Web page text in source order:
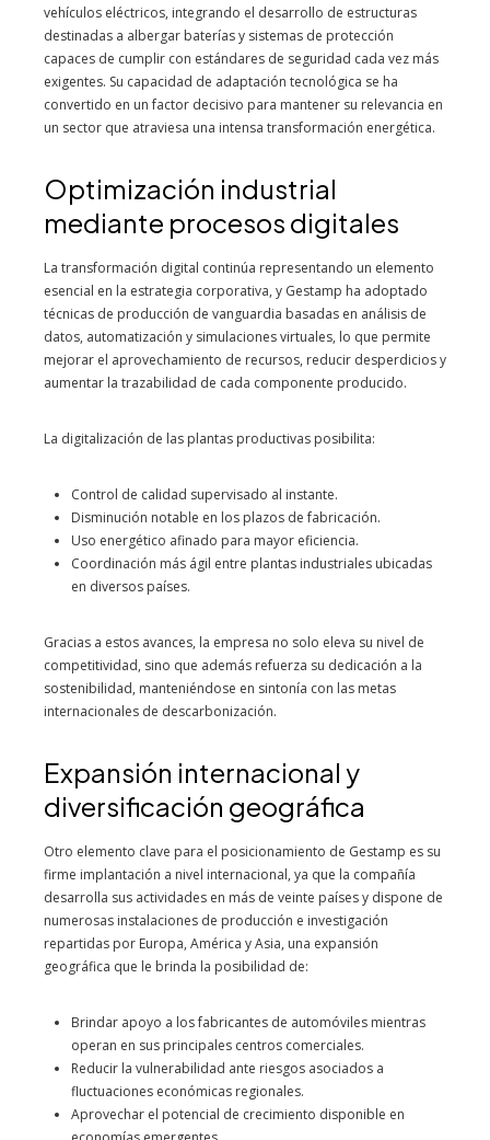
vehículos eléctricos, integrando el desarrollo de estructuras
destinadas a albergar baterías y sistemas de protección
capaces de cumplir con estándares de seguridad cada vez más
exigentes. Su capacidad de adaptación tecnológica se ha
convertido en un factor decisivo para mantener su relevancia en
un sector que atraviesa una intensa transformación energética.
Optimización industrial
mediante procesos digitales
La transformación digital continúa representando un elemento
esencial en la estrategia corporativa, y Gestamp ha adoptado
técnicas de producción de vanguardia basadas en análisis de
datos, automatización y simulaciones virtuales, lo que permite
mejorar el aprovechamiento de recursos, reducir desperdicios y
aumentar la trazabilidad de cada componente producido.
La digitalización de las plantas productivas posibilita:
Control de calidad supervisado al instante.
Disminución notable en los plazos de fabricación.
Uso energético afinado para mayor eficiencia.
Coordinación más ágil entre plantas industriales ubicadas
en diversos países.
Gracias a estos avances, la empresa no solo eleva su nivel de
competitividad, sino que además refuerza su dedicación a la
sostenibilidad, manteniéndose en sintonía con las metas
internacionales de descarbonización.
Expansión internacional y
diversificación geográfica
Otro elemento clave para el posicionamiento de Gestamp es su
firme implantación a nivel internacional, ya que la compañía
desarrolla sus actividades en más de veinte países y dispone de
numerosas instalaciones de producción e investigación
repartidas por Europa, América y Asia, una expansión
geográfica que le brinda la posibilidad de:
Brindar apoyo a los fabricantes de automóviles mientras
operan en sus principales centros comerciales.
Reducir la vulnerabilidad ante riesgos asociados a
fluctuaciones económicas regionales.
Aprovechar el potencial de crecimiento disponible en